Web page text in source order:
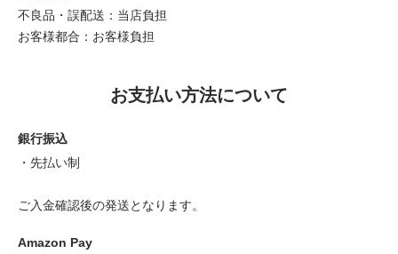
不良品・誤配送：当店負担
お客様都合：お客様負担
お支払い方法について
銀行振込
・先払い制
ご入金確認後の発送となります。
Amazon Pay